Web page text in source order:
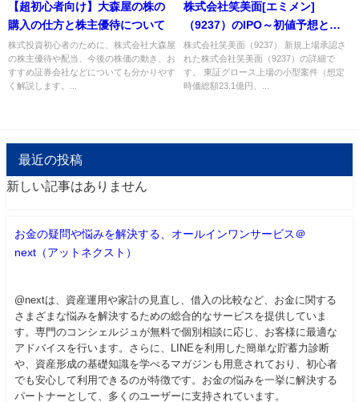
【超初心者向け】大森屋の株の
購入の仕方と株主優待について
株式投資初心者のために、株式会社大森屋
の株主優待や配当、今後の株価の動き、お
すすめ証券会社などについても分かりやす
く解説します。...
株式会社笑美面[エミメン]
（9237）のIPO～初値予想と新
規上場情報～
株式会社笑美面（9237） 新規上場承認さ
れた株式会社笑美面（9237）の詳細で
す。 東証グロース上場の小型案件（想定
時価総額23.1億円、...
最近の投稿
新しい記事はありません
お金の疑問や悩みを解決する、オールインワンサービス＠
next（アットネクスト）
@nextは、資産運用や家計の見直し、借入の比較など、お金に関する
さまざまな悩みを解決するための総合的なサービスを提供していま
す。専門のコンシェルジュが無料で個別相談に応じ、お客様に最適な
アドバイスを行います。さらに、LINEを利用した簡単な貯蓄力診断
や、資産形成の基礎知識を学べるマガジンも用意されており、初心者
でも安心して利用できるのが特徴です。お金の悩みを一挙に解決する
パートナーとして、多くのユーザーに支持されています。